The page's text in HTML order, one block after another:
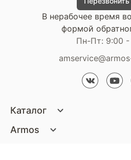
Каталог
Кровати
Armos
В нерабочее время
формой
Пн-Пт: 9:00 -